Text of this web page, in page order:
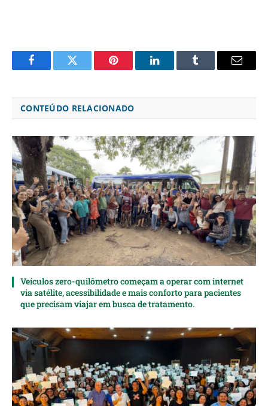
FacebookTwitter Pinterest LinkedInTumblr Email
CONTEÚDO RELACIONADO
Veículos zero-quilômetro começam a operar com internet
via satélite, acessibilidade e mais conforto para pacientes
que precisam viajar em busca de tratamento.